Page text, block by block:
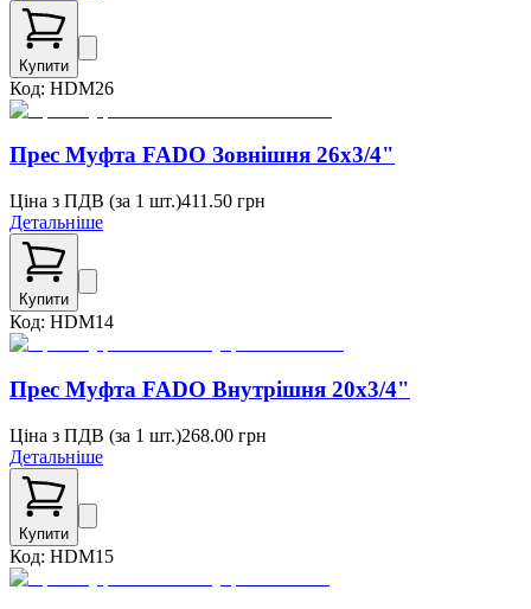
Купити
Код: HDM26
Прес Муфта FADO Зовнішня 26x3/4"
Ціна з ПДВ (за 1 шт.)411.50 грн
Детальніше
Купити
Код: HDM14
Прес Муфта FADO Внутрішня 20х3/4"
Ціна з ПДВ (за 1 шт.)268.00 грн
Детальніше
Купити
Код: HDM15